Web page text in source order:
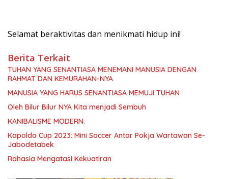
Selamat beraktivitas dan menikmati hidup ini!
Berita Terkait
TUHAN YANG SENANTIASA MENEMANI MANUSIA DENGAN
RAHMAT DAN KEMURAHAN-NYA
MANUSIA YANG HARUS SENANTIASA MEMUJI TUHAN
Oleh Bilur Bilur NYA Kita menjadi Sembuh
KANIBALISME MODERN.
Kapolda Cup 2023: Mini Soccer Antar Pokja Wartawan Se-
Jabodetabek
Rahasia Mengatasi Kekuatiran